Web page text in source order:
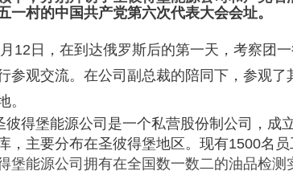
一村的中国共产党第六次代表大会会址。
日，在到达俄罗斯后的第一天，考察团一
参观交流。在公司副总裁的陪同下，参观
。
得堡能源公司是一个私营股份制公司，成
，主要分布在圣彼得堡地区。现有1500名员
堡能源公司拥有在全国数一数二的油品检